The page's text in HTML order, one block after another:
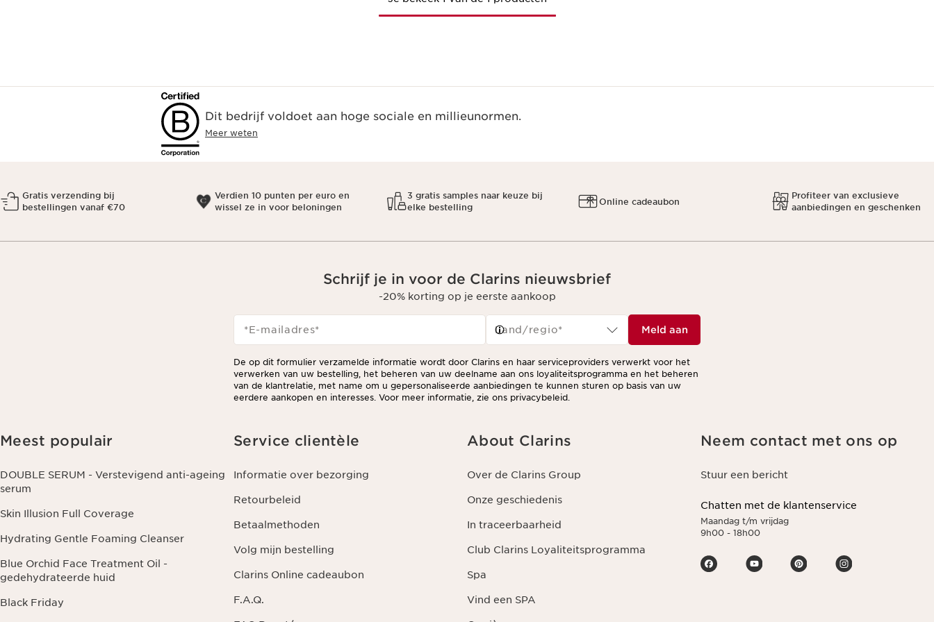
Dit bedrijf voldoet aan hoge sociale en millieunormen.
Meer weten
Gratis verzending bij
bestellingen vanaf €70
Verdien 10 punten per euro en
wissel ze in voor beloningen
3 gratis samples naar keuze bij
elke bestelling
Online cadeaubon
Profiteer van exclusieve
aanbiedingen en geschenken
Schrijf je in voor de Clarins nieuwsbrief
-20% korting op je eerste aankoop
*E-mailadres* Land/regio* Meld aan
De op dit formulier verzamelde informatie wordt door Clarins en haar serviceproviders verwerkt voor het
verwerken van uw bestelling, het beheren van uw deelname aan ons loyaliteitsprogramma en het beheren
van de klantrelatie, met name om u gepersonaliseerde aanbiedingen te kunnen sturen op basis van uw
eerdere aankopen en interesses. Voor meer informatie, zie ons privacybeleid.
Meest populair
DOUBLE SERUM - Verstevigend anti-ageing
serum
Skin Illusion Full Coverage
Hydrating Gentle Foaming Cleanser
Blue Orchid Face Treatment Oil -
gedehydrateerde huid
Black Friday
Service clientèle
Informatie over bezorging
Retourbeleid
Betaalmethoden
Volg mijn bestelling
Clarins Online cadeaubon
F.A.Q.
About Clarins
Over de Clarins Group
Onze geschiedenis
In traceerbaarheid
Club Clarins Loyaliteitsprogramma
Spa
Vind een SPA
Neem contact met ons op
Stuur een bericht
Chatten met de klantenservice
Maandag t/m vrijdag
9h00 - 18h00